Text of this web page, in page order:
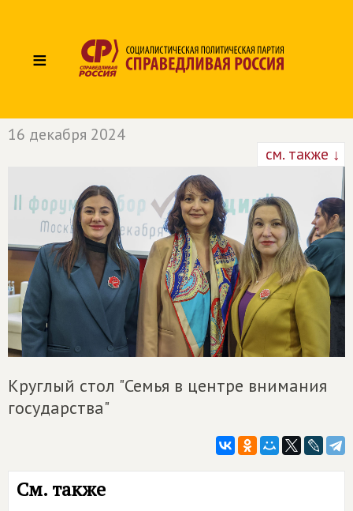
≡
16 декабря 2024
см. также ↓
Круглый стол "Семья в центре внимания
государства"
См. также